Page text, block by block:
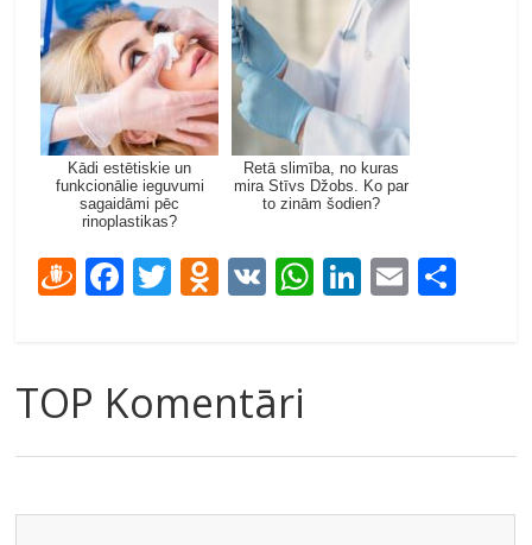
Kādi estētiskie un
funkcionālie ieguvumi
sagaidāmi pēc
rinoplastikas?
Retā slimība, no kuras
mira Stīvs Džobs. Ko par
to zinām šodien?
D
gi
e
m
F
b
o
o
k
T
er
O
o
kl
as
s
V W
p
p
Li
n
E
TOP Komentāri